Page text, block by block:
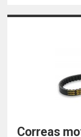
Correas